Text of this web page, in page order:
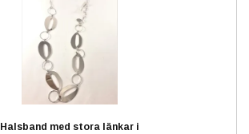
Halsband med stora länkar i